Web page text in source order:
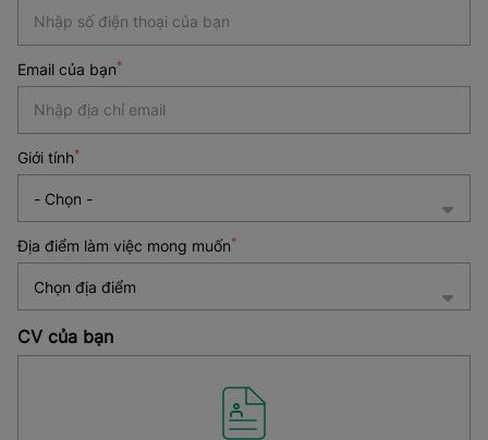
Email của bạn*
Giới tính*
Địa điểm làm việc mong muốn*
Chọn địa điểm
CV của bạn